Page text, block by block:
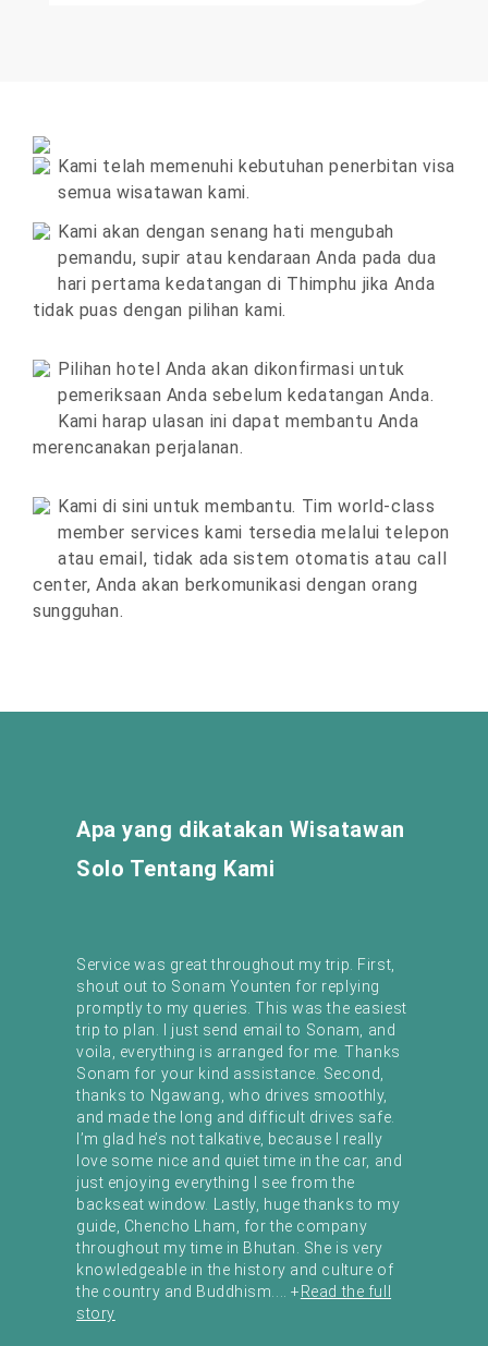
Kami telah memenuhi kebutuhan penerbitan visa
semua wisatawan kami.
Kami akan dengan senang hati mengubah
pemandu, supir atau kendaraan Anda pada dua
hari pertama kedatangan di Thimphu jika Anda
tidak puas dengan pilihan kami.
Pilihan hotel Anda akan dikonfirmasi untuk
pemeriksaan Anda sebelum kedatangan Anda.
Kami harap ulasan ini dapat membantu Anda
merencanakan perjalanan.
Kami di sini untuk membantu. Tim world-class
member services kami tersedia melalui telepon
atau email, tidak ada sistem otomatis atau call
center, Anda akan berkomunikasi dengan orang
sungguhan.
Apa yang dikatakan Wisatawan
Solo Tentang Kami
Service was great throughout my trip. First,
shout out to Sonam Younten for replying
promptly to my queries. This was the easiest
trip to plan. I just send email to Sonam, and
voila, everything is arranged for me. Thanks
Sonam for your kind assistance. Second,
thanks to Ngawang, who drives smoothly,
and made the long and difficult drives safe.
I’m glad he’s not talkative, because I really
love some nice and quiet time in the car, and
just enjoying everything I see from the
backseat window. Lastly, huge thanks to my
guide, Chencho Lham, for the company
throughout my time in Bhutan. She is very
knowledgeable in the history and culture of
the country and Buddhism.
...+ Read the full
story